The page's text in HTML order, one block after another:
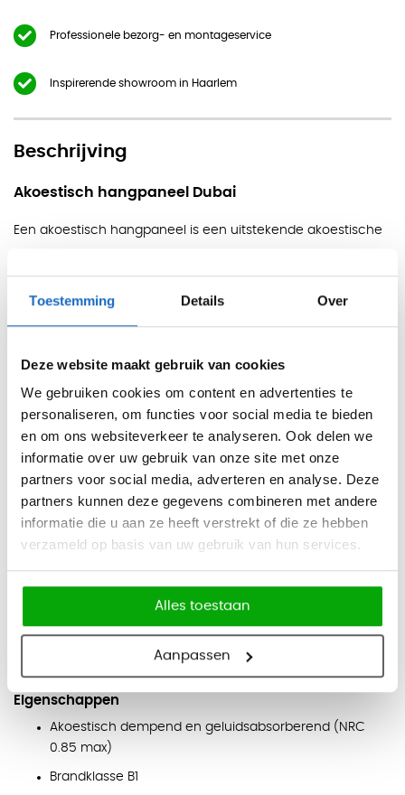
Toestemming Details Over
Deze website maakt gebruik van cookies
We gebruiken cookies om content en advertenties te
personaliseren, om functies voor social media te bieden
en om ons websiteverkeer te analyseren. Ook delen we
informatie over uw gebruik van onze site met onze
partners voor social media, adverteren en analyse. Deze
partners kunnen deze gegevens combineren met andere
informatie die u aan ze heeft verstrekt of die ze hebben
verzameld op basis van uw gebruik van hun services.
Alles toestaan
Aanpassen
Professionele bezorg- en montageservice
Inspirerende showroom in Haarlem
Beschrijving
Akoestisch hangpaneel Dubai
Een akoestisch hangpaneel is een uitstekende akoestische
opvallende patroon voor een design uitstraling. Akoestisch
onderhoudsvriendelijk. Ideaal om de akoestiek en privacy
verkrijgbaar in 18 hippe kleuren.
Exclusief bij Officecity verkrijgbaar!
Hoogte: 240 cm
Breedte: 120 cm
Dikte: 9 mm
Zwart, Donkergrijs, Lichtgrijs, Marmer, Wit, Rook, Hemelsblauw,
Denim, Kobalt, Donkerblauw, Groen, Donkergroen, Geel, Zand,
Camel, Honing, Kokosnoot, Rood
Eigenschappen
Akoestisch dempend en geluidsabsorberend (NRC
0.85 max)
Brandklasse B1